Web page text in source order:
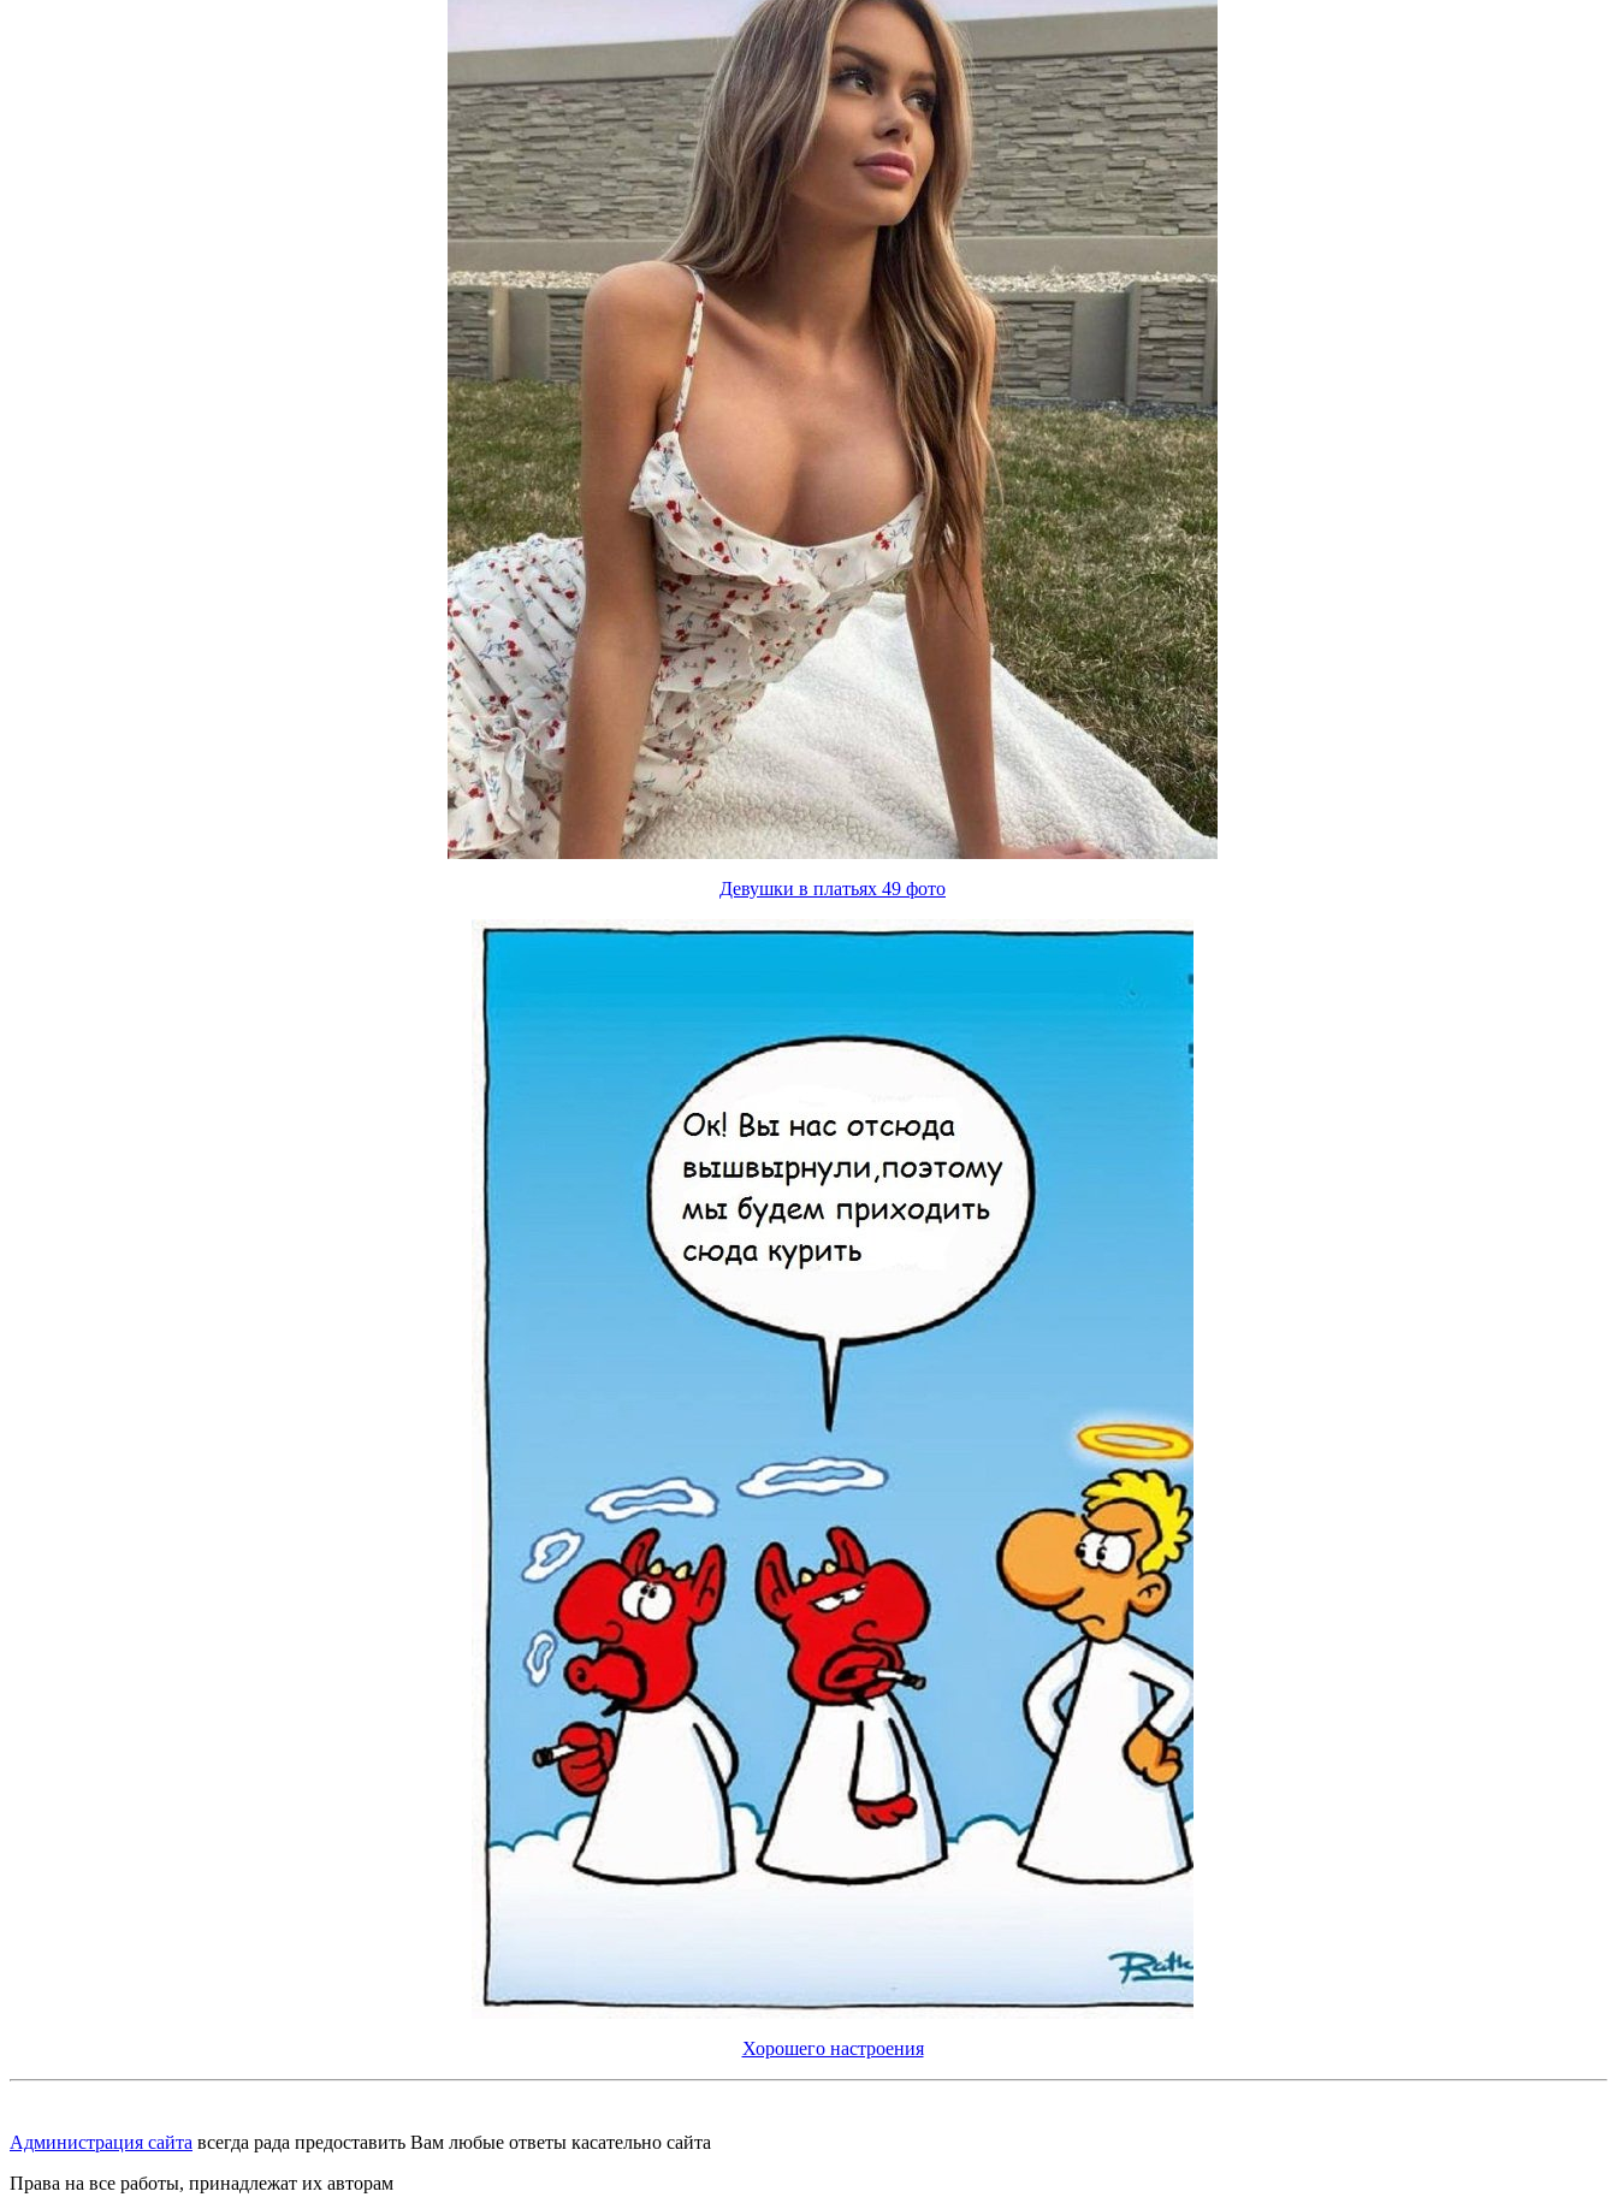
Девушки в платьях 49 фото
Хорошего настроения
Администрация сайта всегда рада предоставить Вам любые ответы касательно сайта
Права на все работы, принадлежат их авторам